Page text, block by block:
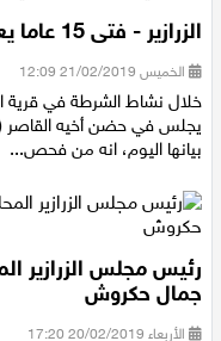
الزرازير - فتى 15 عاما يعلم شقيقه 5 سنوات السياقة
الخميس 21/02/2019 12:09
رئيس مجلس الزرازير
جمال حكروش‎